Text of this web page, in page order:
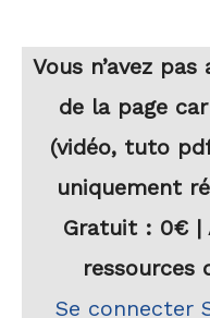
Vous n’avez
de la page
(vidéo, tuto
uniquement
Gratuit : 0€ |
ressources
Se connecter